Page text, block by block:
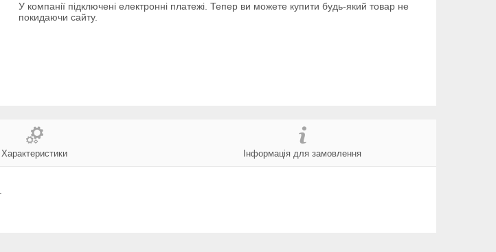
У компанії підключені електронні платежі. Тепер ви можете купити будь-який товар не
покидаючи сайту.
Характеристики Інформація для замовлення